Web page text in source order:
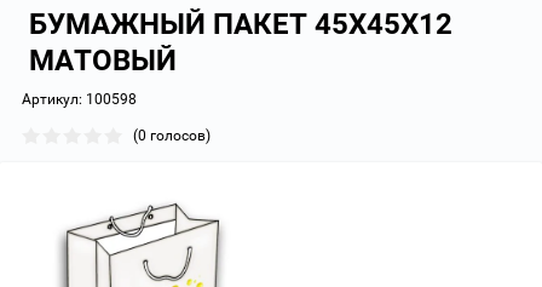
БУМАЖНЫЙ ПАКЕТ 45Х45Х12
МАТОВЫЙ
Артикул: 100598
(0 голосов)